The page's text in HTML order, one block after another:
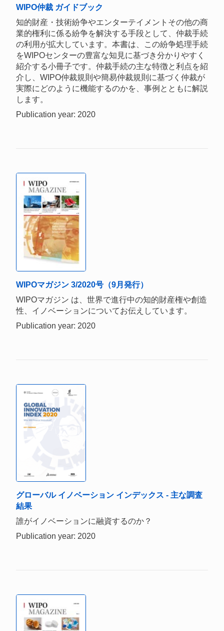
WIPO仲裁 ガイドブック
知的財産・技術紛争やエンターテイメントその他の商
業的権利に係る紛争を解決する手段として、仲裁手続
の利用が拡大しています。本書は、この紛争処理手続
をWIPOセンターの豊富な知見に基づき分かりやすく
紹介する小冊子です。仲裁手続の主な特徴と利点を紹
介し、WIPO仲裁規則や簡易仲裁規則に基づく仲裁が
実際にどのように機能するのかを、事例とともに解説
します。
Publication year: 2020
WIPOマガジン 3/2020号（9月発行）
WIPOマガジン は、世界で進行中の知的財産権や創造
性、イノベーションについてお伝えしています。
Publication year: 2020
グローバル イノベーション インデックス - 主な調査
結果
誰がイノベーションに融資するのか？
Publication year: 2020